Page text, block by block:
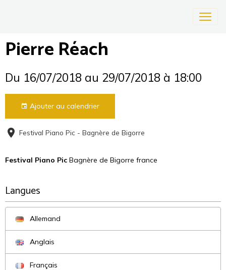
Pierre Réach
Du 16/07/2018 au 29/07/2018 à 18:00
Ajouter au calendrier
Festival Piano Pic - Bagnère de Bigorre
Festival Piano Pic Bagnère de Bigorre france
Langues
Allemand
Anglais
Français